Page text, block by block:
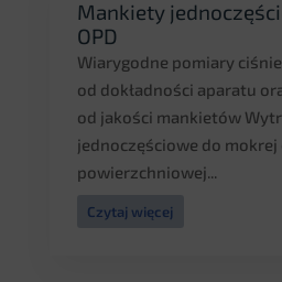
Mankiety
OPD
Wiarygodne pomiary
od dokładności aparatu
od jakości mankietów
jednoczęściowe do
powierzchniowej...
Czytaj więcej